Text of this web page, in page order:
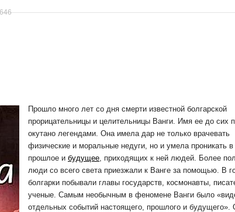
Прошло много лет со дня смерти известной болгарской
прорицательницы и целительницы Ванги. Имя ее до сих
окутано легендами. Она имела дар не только врачевать
физические и моральные недуги, но и умела проникать в
прошлое и будущее, приходящих к ней людей. Более
люди со всего света приезжали к Ванге за помощью. В
болгарки побывали главы государств, космонавты,
ученые. Самым необычным в феномене Ванги было
отдельных событий настоящего, прошлого и будущего».